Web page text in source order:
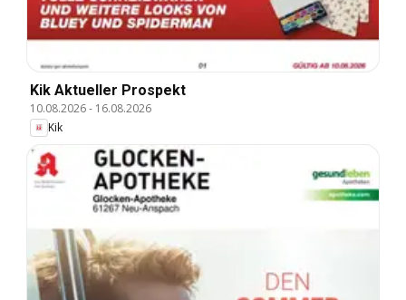
Kik Aktueller Prospekt
10.08.2026- 16.08.2026
Kik